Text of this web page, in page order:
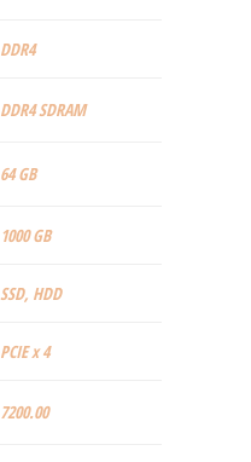
‎DDR4
‎DDR4 SDRAM
‎64 GB
‎1000 GB
‎SSD, HDD
‎PCIE x 4
‎7200.00